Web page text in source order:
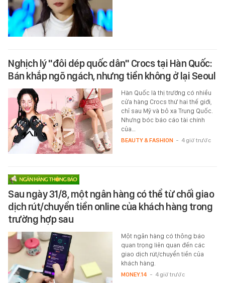
Nghịch lý "đôi dép quốc dân" Crocs tại Hàn Quốc:
Bán khắp ngõ ngách, nhưng tiền không ở lại Seoul
Hàn Quốc là thị trường có nhiều
cửa hàng Crocs thứ hai thế giới,
chỉ sau Mỹ và bỏ xa Trung Quốc.
Nhưng bóc báo cáo tài chính
của…
BEAUTY & FASHION - 4 giờ trước
Sau ngày 31/8, một ngân hàng có thể từ chối giao
dịch rút/chuyển tiền online của khách hàng trong
trường hợp sau
Một ngân hàng có thông báo
quan trọng liên quan đến các
giao dịch rút/chuyển tiền của
khách hàng.
MONEY.14 - 4 giờ trước